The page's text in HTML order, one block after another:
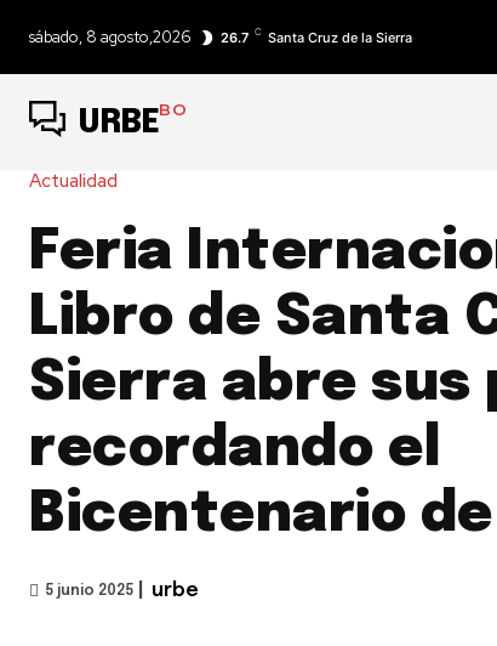
sábado, 8 agosto,2026 26.7 C Santa Cruz de la Sierra
URBEBO
Actualidad
Feria
Libro de Santa
Sierra abre sus
recordando el
Bicentenario
5 junio 2025 urbe